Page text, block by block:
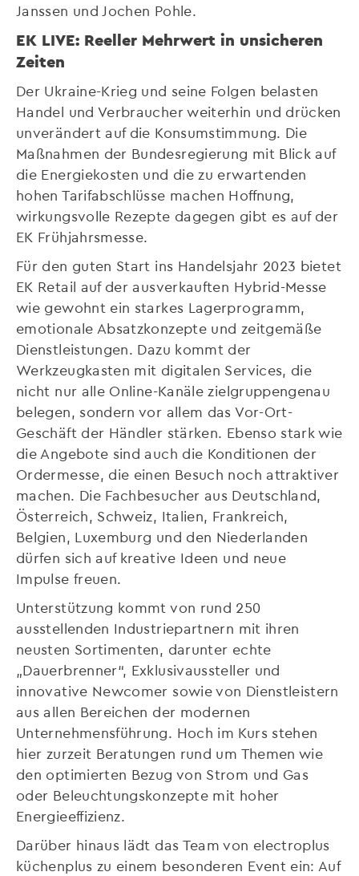
Janssen und Jochen Pohle.
EK LIVE: Reeller Mehrwert in unsicheren
Zeiten
Der Ukraine-Krieg und seine Folgen belasten
Handel und Verbraucher weiterhin und drücken
unverändert auf die Konsumstimmung. Die
Maßnahmen der Bundesregierung mit Blick auf
die Energiekosten und die zu erwartenden
hohen Tarifabschlüsse machen Hoffnung,
wirkungsvolle Rezepte dagegen gibt es auf der
EK Frühjahrsmesse.
Für den guten Start ins Handelsjahr 2023 bietet
EK Retail auf der ausverkauften Hybrid-Messe
wie gewohnt ein starkes Lagerprogramm,
emotionale Absatzkonzepte und zeitgemäße
Dienstleistungen. Dazu kommt der
Werkzeugkasten mit digitalen Services, die
nicht nur alle Online-Kanäle zielgruppengenau
belegen, sondern vor allem das Vor-Ort-
Geschäft der Händler stärken. Ebenso stark wie
die Angebote sind auch die Konditionen der
Ordermesse, die einen Besuch noch attraktiver
machen. Die Fachbesucher aus Deutschland,
Österreich, Schweiz, Italien, Frankreich,
Belgien, Luxemburg und den Niederlanden
dürfen sich auf kreative Ideen und neue
Impulse freuen.
Unterstützung kommt von rund 250
ausstellenden Industriepartnern mit ihren
neusten Sortimenten, darunter echte
„Dauerbrenner“, Exklusivaussteller und
innovative Newcomer sowie von Dienstleistern
aus allen Bereichen der modernen
Unternehmensführung. Hoch im Kurs stehen
hier zurzeit Beratungen rund um Themen wie
den optimierten Bezug von Strom und Gas
oder Beleuchtungskonzepte mit hoher
Energieeffizienz.
Darüber hinaus lädt das Team von electroplus
küchenplus zu einem besonderen Event ein: Auf